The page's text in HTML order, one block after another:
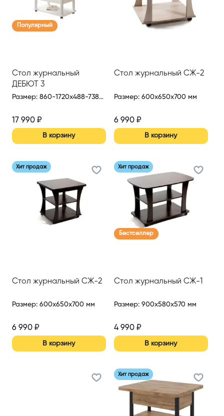
Популярный
Стол журнальный
ДЕБЮТ 3
Размер: 860-1720x488-738x720 мм
17 990 ₽
В корзину
Стол журнальный СЖ-2
Размер: 600x650x700 мм
6 990₽
В корзину
Хит продаж
Стол журнальный СЖ-2
Размер: 600x650x700 мм
6 990 ₽
В корзину
Хит продаж
Бестселлер
Стол журнальный СЖ-1
Размер: 900x580x570 мм
4 990₽
В корзину
Хит продаж